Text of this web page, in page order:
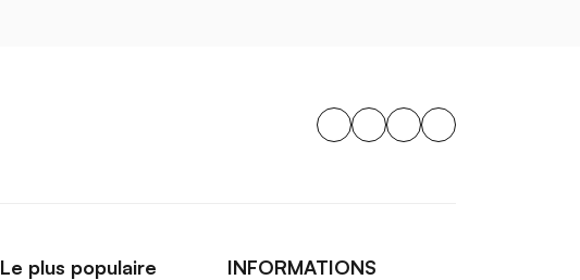
Le plus populaire INFORMATIONS